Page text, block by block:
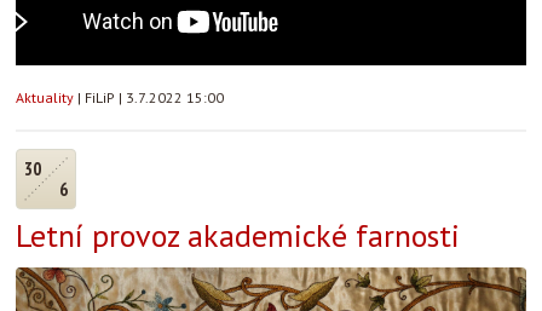
Aktuality | FiLiP | 3.7.2022 15:00
30
6
Letní provoz akademické farnosti